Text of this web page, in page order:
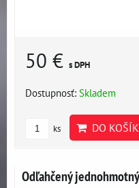
50 € s DPH
Dostupnosť: Skladem
ks DO
Odľahčený